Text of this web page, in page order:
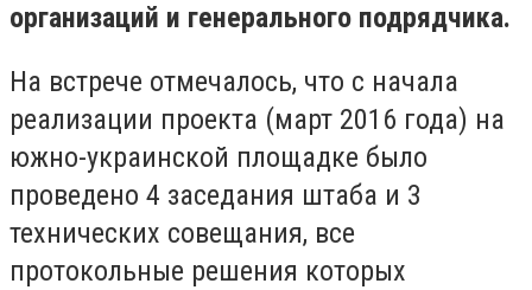
организаций и генерального подрядчика.
На встрече отмечалось, что с начала
реализации проекта (март 2016 года) на
южно-украинской площадке было
проведено 4 заседания штаба и 3
технических совещания, все
протокольные решения которых